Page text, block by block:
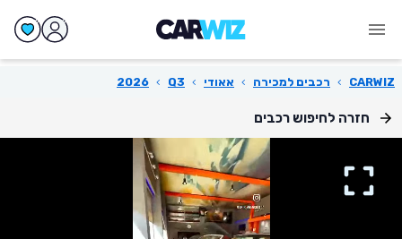
CARWIZ
› רכבים למכירה › אאודי ›
Q3
›
2026
חזרה לחיפוש רכבים